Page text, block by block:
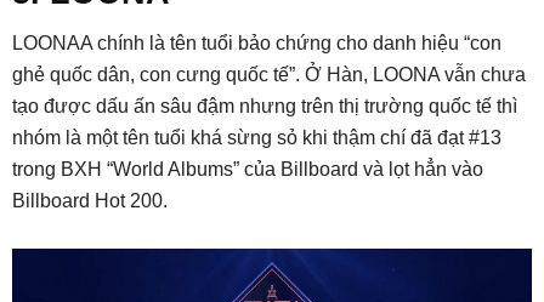
LOONAA chính là tên tuổi bảo chứng cho danh hiệu “con
ghẻ quốc dân, con cưng quốc tế”. Ở Hàn, LOONA vẫn chưa
tạo được dấu ấn sâu đậm nhưng trên thị trường quốc tế thì
nhóm là một tên tuổi khá sừng sỏ khi thậm chí đã đạt #13
trong BXH “World Albums” của Billboard và lọt hẳn vào
Billboard Hot 200.